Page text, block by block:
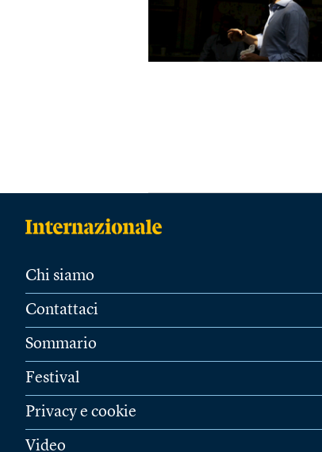
Chi siamo
Contattaci
Sommario
Festival
Privacy e cookie
Video